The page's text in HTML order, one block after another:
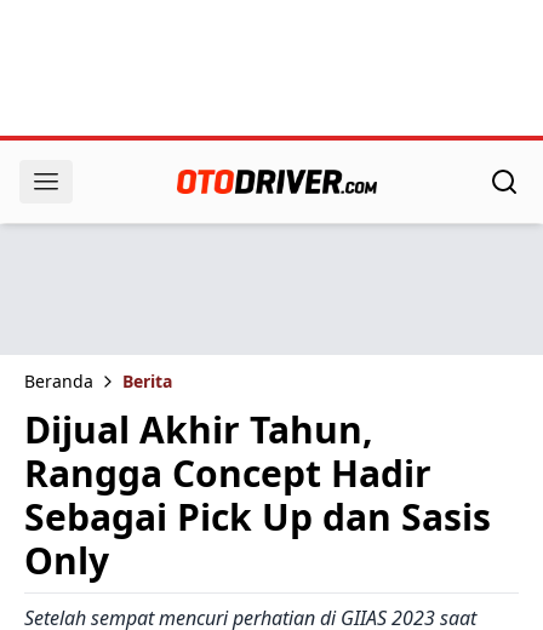
Beranda Berita
Dijual Akhir Tahun,
Rangga Concept Hadir
Sebagai Pick Up dan Sasis
Only
Setelah sempat mencuri perhatian di GIIAS 2023 saat